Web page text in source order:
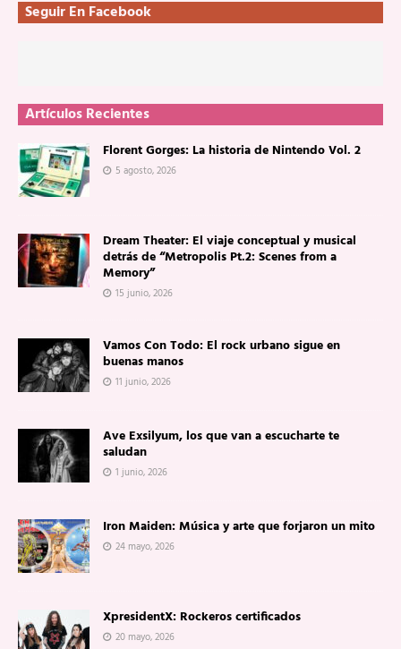
Seguir En Facebook
Artículos Recientes
Florent Gorges: La historia de Nintendo Vol. 2
5 agosto, 2026
Dream Theater: El viaje conceptual y musical
detrás de “Metropolis Pt.2: Scenes from a
Memory”
15 junio, 2026
Vamos Con Todo: El rock urbano sigue en
buenas manos
11 junio, 2026
Ave Exsilyum, los que van a escucharte te
saludan
1 junio, 2026
Iron Maiden: Música y arte que forjaron un mito
24 mayo, 2026
XpresidentX: Rockeros certificados
20 mayo, 2026